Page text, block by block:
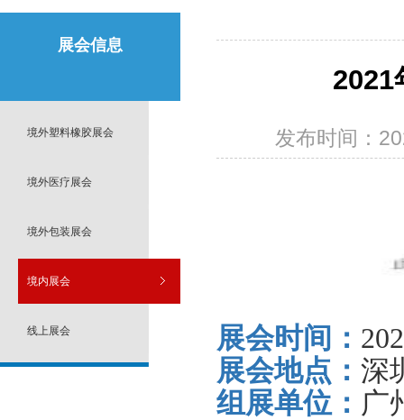
展会信息
境外塑料橡胶展会
境外医疗展会
境外包装展会
境内展会
线上展会
2021
发布时间：
展会时间：
展会地点： 深
组展单位： 广